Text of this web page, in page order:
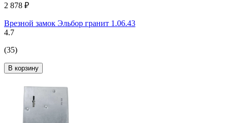
2 878 ₽
Врезной замок Эльбор гранит 1.06.43
4.7
(35)
В корзину